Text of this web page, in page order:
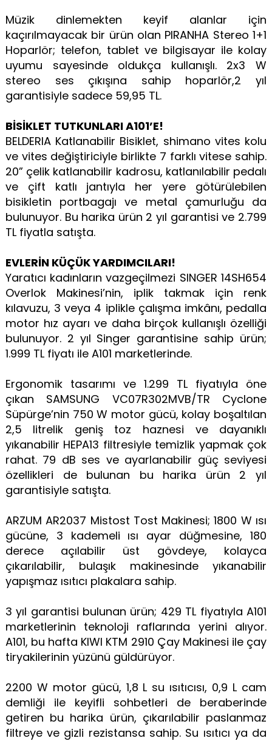
Müzik dinlemekten keyif alanlar için
kaçırılmayacak bir ürün olan PIRANHA Stereo 1+1
Hoparlör; telefon, tablet ve bilgisayar ile kolay
uyumu sayesinde oldukça kullanışlı. 2x3 W
stereo ses çıkışına sahip hoparlör,2 yıl
garantisiyle sadece 59,95 TL.
BİSİKLET TUTKUNLARI A101’E!
BELDERIA Katlanabilir Bisiklet, shimano vites kolu
ve vites değiştiriciyle birlikte 7 farklı vitese sahip.
20” çelik katlanabilir kadrosu, katlanılabilir pedalı
ve çift katlı jantıyla her yere götürülebilen
bisikletin portbagajı ve metal çamurluğu da
bulunuyor. Bu harika ürün 2 yıl garantisi ve 2.799
TL fiyatla satışta.
EVLERİN KÜÇÜK YARDIMCILARI!
Yaratıcı kadınların vazgeçilmezi SINGER 14SH654
Overlok Makinesi’nin, iplik takmak için renk
kılavuzu, 3 veya 4 iplikle çalışma imkânı, pedalla
motor hız ayarı ve daha birçok kullanışlı özelliği
bulunuyor. 2 yıl Singer garantisine sahip ürün;
1.999 TL fiyatı ile A101 marketlerinde.
Ergonomik tasarımı ve 1.299 TL fiyatıyla öne
çıkan SAMSUNG VC07R302MVB/TR Cyclone
Süpürge’nin 750 W motor gücü, kolay boşaltılan
2,5 litrelik geniş toz haznesi ve dayanıklı
yıkanabilir HEPA13 filtresiyle temizlik yapmak çok
rahat. 79 dB ses ve ayarlanabilir güç seviyesi
özellikleri de bulunan bu harika ürün 2 yıl
garantisiyle satışta.
ARZUM AR2037 Mistost Tost Makinesi; 1800 W ısı
gücüne, 3 kademeli ısı ayar düğmesine, 180
derece açılabilir üst gövdeye, kolayca
çıkarılabilir, bulaşık makinesinde yıkanabilir
yapışmaz ısıtıcı plakalara sahip.
3 yıl garantisi bulunan ürün; 429 TL fiyatıyla A101
marketlerinin teknoloji raflarında yerini alıyor.
A101, bu hafta KIWI KTM 2910 Çay Makinesi ile çay
tiryakilerinin yüzünü güldürüyor.
2200 W motor gücü, 1,8 L su ısıtıcısı, 0,9 L cam
demliği ile keyifli sohbetleri de beraberinde
getiren bu harika ürün, çıkarılabilir paslanmaz
filtreye ve gizli rezistansa sahip. Su ısıtıcı ya da